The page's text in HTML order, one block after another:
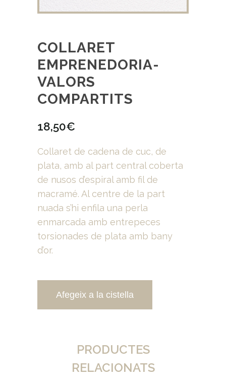
COLLARET
EMPRENEDORIA-
VALORS
COMPARTITS
18,50€
Collaret de cadena de cuc, de
plata, amb al part central coberta
de nusos d’espiral amb fil de
macramé. Al centre de la part
nuada s’hi enfila una perla
enmarcada amb entrepeces
torsionades de plata amb bany
d’or.
Afegeix a la cistella
PRODUCTES
RELACIONATS